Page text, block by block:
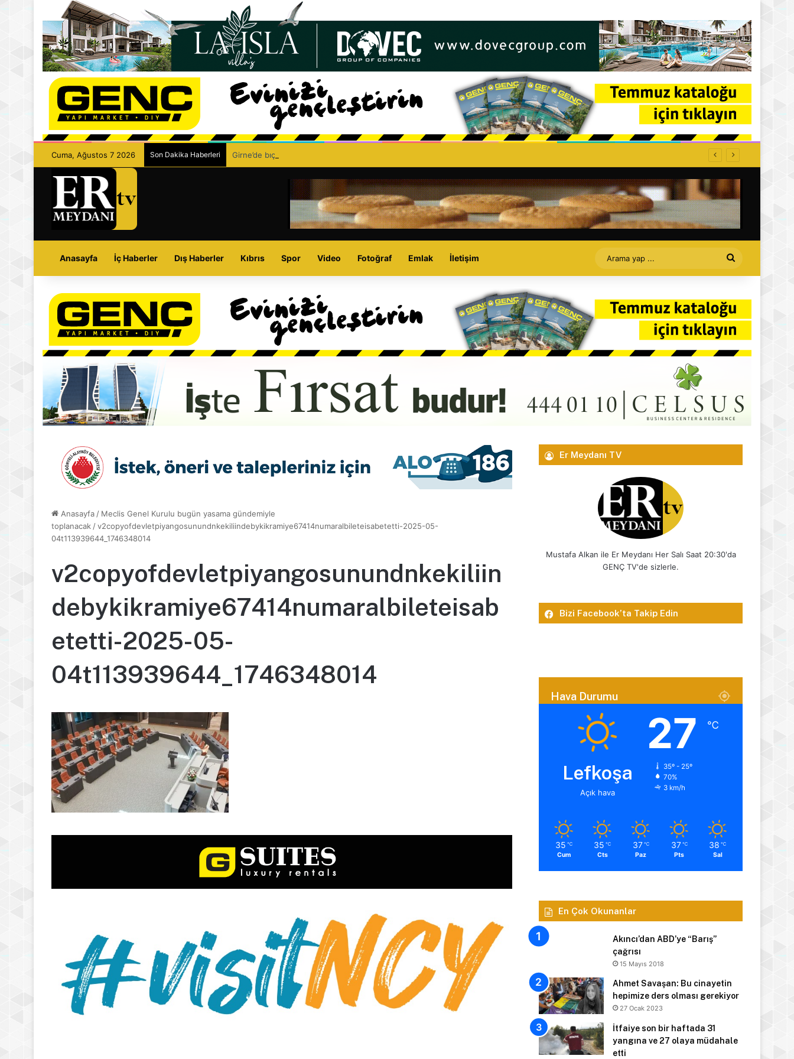
Cuma, Ağustos 7 2026 Son Dakika Haberleri Girne’de bıçaklı kavga can aldı: 40 yaşındaki adam yaşamını yitirdi
Anasayfa İç Haberler Dış Haberler Kıbrıs Spor Video Fotoğraf Emlak İletişim
Arama
yap
...
Anasayfa / Meclis Genel Kurulu bugün yasama gündemiyle
toplanacak /v2copyofdevletpiyangosunundnkekiliindebykikramiye67414numaralbileteisabetetti-2025-05-
04t113939644_1746348014
v2copyofdevletpiyangosunundnkekiliin
debykikramiye67414numaralbileteisab
etetti-2025-05-
04t113939644_1746348014
Er Meydanı TV
Mustafa Alkan ile Er Meydanı Her Salı Saat 20:30'da
GENÇ TV'de sizlerle.
Bizi Facebook’ta Takip Edin
Hava Durumu
Lefkoşa
Açık hava
27 ℃
35º - 25º
70%
3 km/h
35 ℃
Cum
35 ℃
Cts
37 ℃
Paz
37 ℃
Pts
38 ℃
Sal
En Çok Okunanlar
Akıncı’dan ABD’ye “Barış”
çağrısı
15 Mayıs 2018
Ahmet Savaşan: Bu cinayetin
hepimize ders olması gerekiyor
27 Ocak 2023
İtfaiye son bir haftada 31
yangına ve 27 olaya müdahale
etti